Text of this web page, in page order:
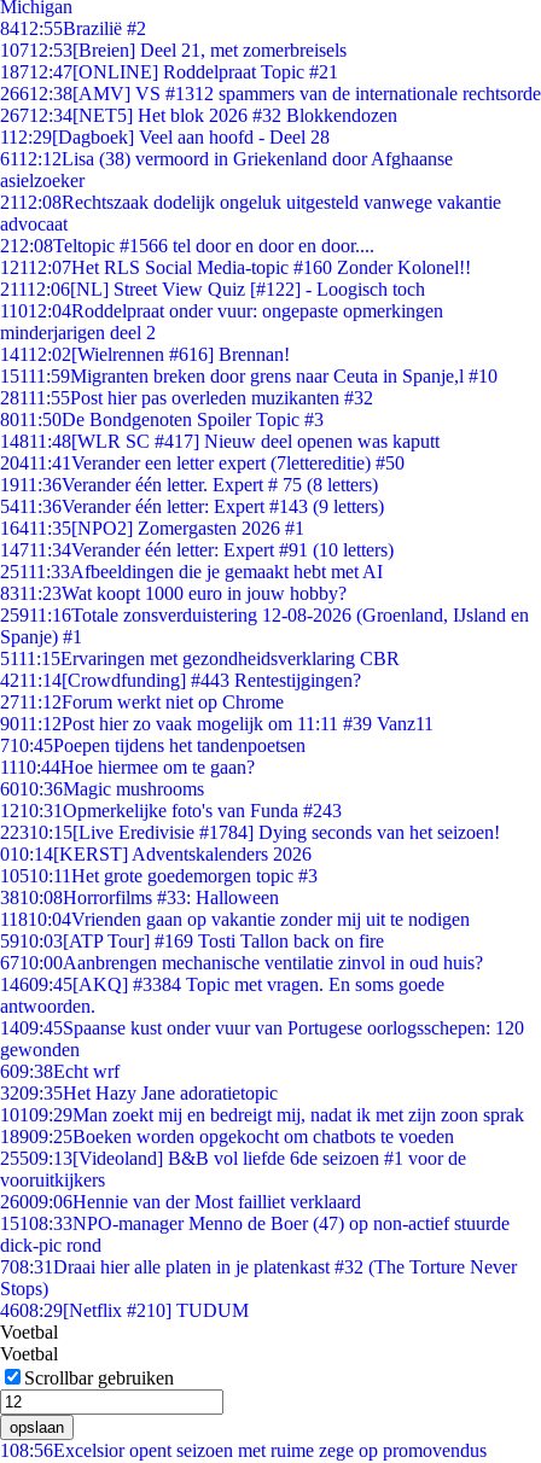
Michigan
8412:55Brazilië #2
10712:53[Breien] Deel 21, met zomerbreisels
18712:47[ONLINE] Roddelpraat Topic #21
26612:38[AMV] VS #1312 spammers van de internationale rechtsorde
26712:34[NET5] Het blok 2026 #32 Blokkendozen
112:29[Dagboek] Veel aan hoofd - Deel 28
6112:12Lisa (38) vermoord in Griekenland door Afghaanse
asielzoeker
2112:08Rechtszaak dodelijk ongeluk uitgesteld vanwege vakantie
advocaat
212:08Teltopic #1566 tel door en door en door....
12112:07Het RLS Social Media-topic #160 Zonder Kolonel!!
21112:06[NL] Street View Quiz [#122] - Loogisch toch
11012:04Roddelpraat onder vuur: ongepaste opmerkingen
minderjarigen deel 2
14112:02[Wielrennen #616] Brennan!
15111:59Migranten breken door grens naar Ceuta in Spanje,l #10
28111:55Post hier pas overleden muzikanten #32
8011:50De Bondgenoten Spoiler Topic #3
14811:48[WLR SC #417] Nieuw deel openen was kaputt
20411:41Verander een letter expert (7lettereditie) #50
1911:36Verander één letter. Expert # 75 (8 letters)
5411:36Verander één letter: Expert #143 (9 letters)
16411:35[NPO2] Zomergasten 2026 #1
14711:34Verander één letter: Expert #91 (10 letters)
25111:33Afbeeldingen die je gemaakt hebt met AI
8311:23Wat koopt 1000 euro in jouw hobby?
25911:16Totale zonsverduistering 12-08-2026 (Groenland, IJsland en
Spanje) #1
5111:15Ervaringen met gezondheidsverklaring CBR
4211:14[Crowdfunding] #443 Rentestijgingen?
2711:12Forum werkt niet op Chrome
9011:12Post hier zo vaak mogelijk om 11:11 #39 Vanz11
710:45Poepen tijdens het tandenpoetsen
1110:44Hoe hiermee om te gaan?
6010:36Magic mushrooms
1210:31Opmerkelijke foto's van Funda #243
22310:15[Live Eredivisie #1784] Dying seconds van het seizoen!
010:14[KERST] Adventskalenders 2026
10510:11Het grote goedemorgen topic #3
3810:08Horrorfilms #33: Halloween
11810:04Vrienden gaan op vakantie zonder mij uit te nodigen
5910:03[ATP Tour] #169 Tosti Tallon back on fire
6710:00Aanbrengen mechanische ventilatie zinvol in oud huis?
14609:45[AKQ] #3384 Topic met vragen. En soms goede
antwoorden.
1409:45Spaanse kust onder vuur van Portugese oorlogsschepen: 120
gewonden
609:38Echt wrf
3209:35Het Hazy Jane adoratietopic
10109:29Man zoekt mij en bedreigt mij, nadat ik met zijn zoon sprak
18909:25Boeken worden opgekocht om chatbots te voeden
25509:13[Videoland] B&B vol liefde 6de seizoen #1 voor de
vooruitkijkers
26009:06Hennie van der Most failliet verklaard
15108:33NPO-manager Menno de Boer (47) op non-actief stuurde
dick-pic rond
708:31Draai hier alle platen in je platenkast #32 (The Torture Never
Stops)
4608:29[Netflix #210] TUDUM
Voetbal
Voetbal
Scrollbar gebruiken
opslaan
108:56Excelsior opent seizoen met ruime zege op promovendus